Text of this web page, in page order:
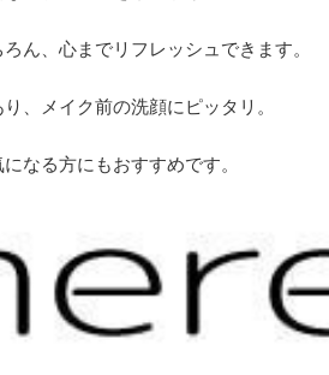
ん、心までリフレッシュできます。
、メイク前の洗顔にピッタリ。
なる方にもおすすめです。